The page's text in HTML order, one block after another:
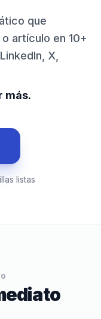
que
artículo en 10+
X,
más.
listas